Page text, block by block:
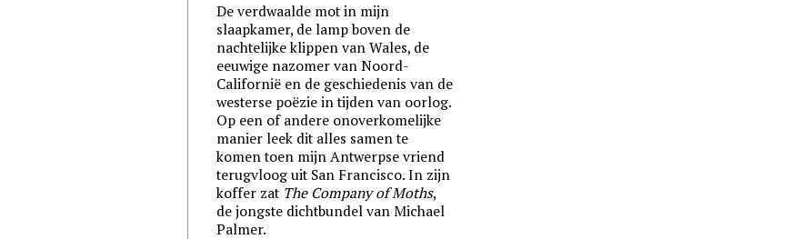
De verdwaalde mot in mijn
slaapkamer, de lamp boven de
nachtelijke klippen van Wales, de
eeuwige nazomer van Noord-
Californië en de geschiedenis van de
westerse poëzie in tijden van oorlog.
Op een of andere onoverkomelijke
manier leek dit alles samen te
komen toen mijn Antwerpse vriend
terugvloog uit San Francisco. In zijn
koffer zat The Company of Moths,
de jongste dichtbundel van Michael
Palmer.